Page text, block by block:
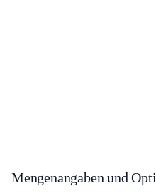
Mengenangaben und